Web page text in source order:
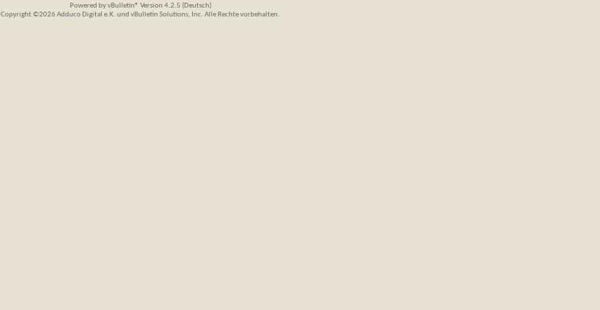
Powered byvBulletin® Version 4.2.5 (Deutsch)
Copyright ©2026 Adduco Digital e.K. und vBulletin Solutions, Inc. Alle Rechte vorbehalten.